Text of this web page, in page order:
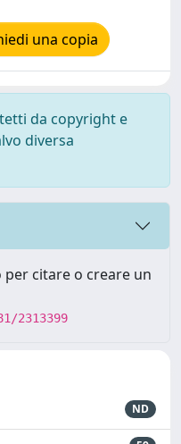
una copia
da copyright e
diversa
citare o creare un
2313399
ND